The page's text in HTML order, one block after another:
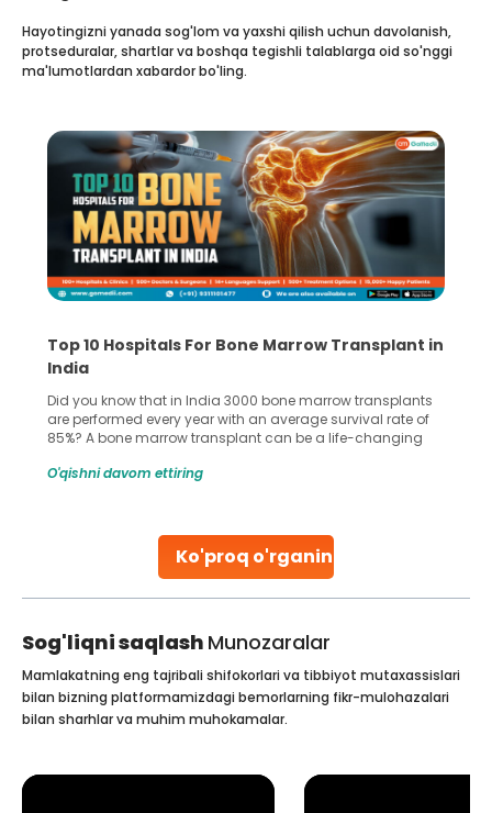
Ko'proq o'rganing
Hayotingizni yanada sog'lom va yaxshi qilish uchun davolanish,
protseduralar, shartlar va boshqa tegishli talablarga oid so'nggi
ma'lumotlardan xabardor bo'ling.
Top 10 Hospitals For Bone Marrow Transplant in
India
Did you know that in India 3000 bone marrow transplants
are performed every year with an average survival rate of
85%? A bone marrow transplant can be a life-changing
make all the difference. India has some of the world’s
O'qishni davom ettiring
Sog'liqni saqlash Munozaralar
Mamlakatning eng tajribali shifokorlari va tibbiyot mutaxassislari
bilan bizning platformamizdagi bemorlarning fikr-mulohazalari
bilan sharhlar va muhim muhokamalar.